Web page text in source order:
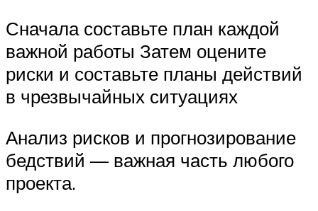
Сначала составьте план каждой
важной работы Затем оцените
риски и составьте планы действий
в чрезвычайных ситуациях
Анализ рисков и прогнозирование
бедствий — важная часть любого
проекта.